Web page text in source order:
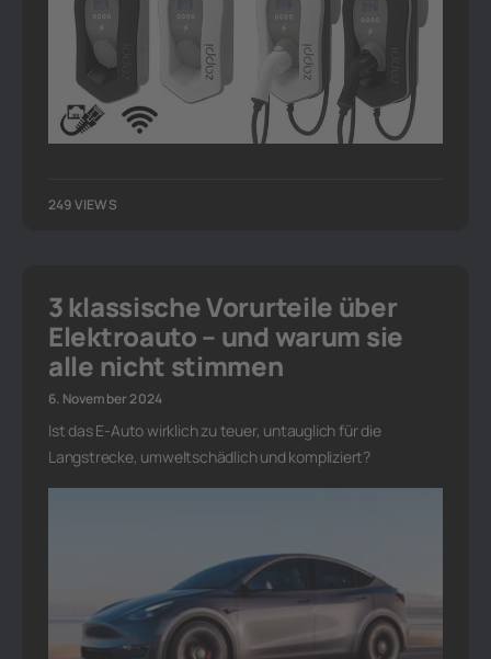
249 VIEWS
3 klassische Vorurteile über
Elektroauto – und warum sie
alle nicht stimmen
6. November 2024
Ist das E-Auto wirklich zu teuer, untauglich für die
Langstrecke, umweltschädlich und kompliziert?